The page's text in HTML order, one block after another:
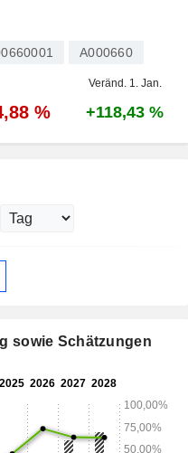
A000660
Veränd. 1. Jan.
% +118,43 %
sowie Schätzungen